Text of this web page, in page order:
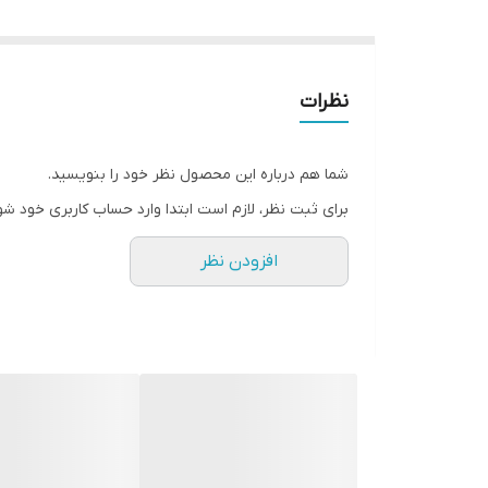
نظرات
شما هم درباره این محصول نظر خود را بنویسید.
برای ثبت نظر، لازم است ابتدا وارد حساب کاربری خود
افزودن نظر